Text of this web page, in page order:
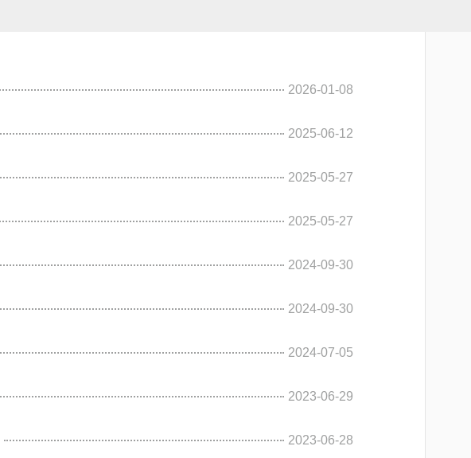
2026-01-08
2025-06-12
2025-05-27
2025-05-27
2024-09-30
2024-09-30
2024-07-05
2023-06-29
2023-06-28